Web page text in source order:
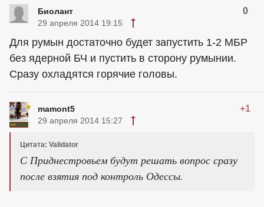
Биолант 0
29 апреля 2014 19:15
Для румын достаточно будет запустить 1-2 МБР
без ядерной БЧ и пустить в сторону румынии.
Сразу охладятся горячие головы.
mamont5 +1
29 апреля 2014 15:27
Цитата: Validator
С Приднестровьем будут решать вопрос сразу
после взятия под контроль Одессы.